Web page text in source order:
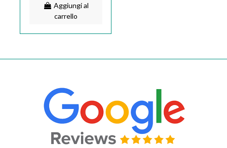
Aggiungi al
carrello